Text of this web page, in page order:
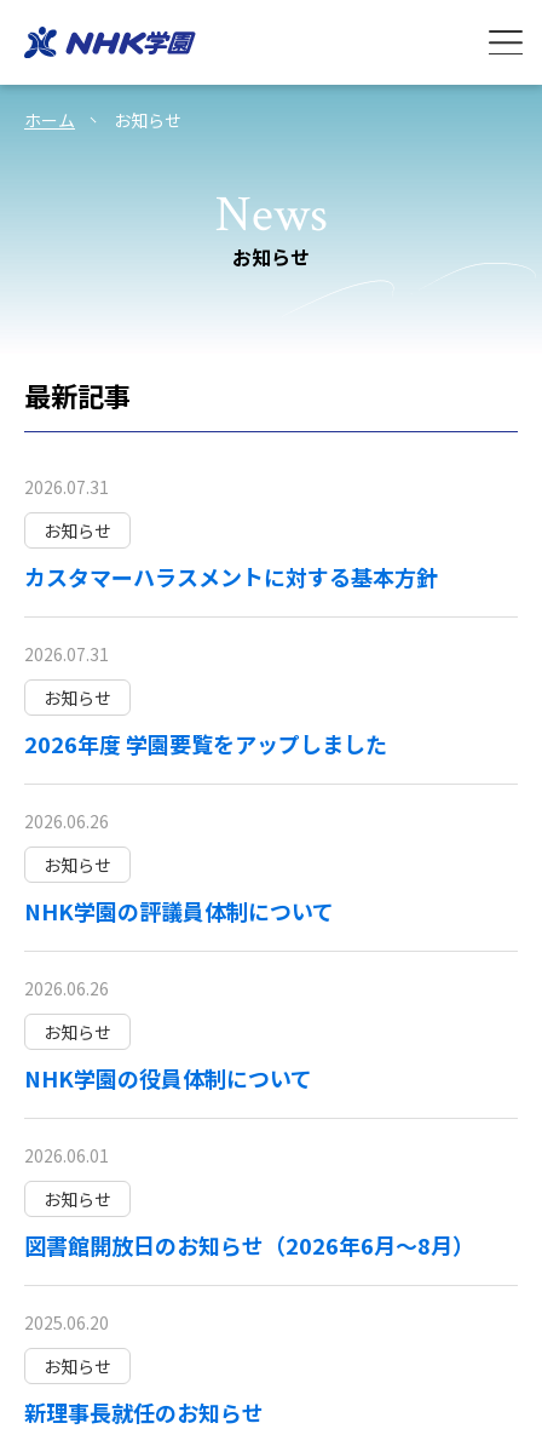
ホーム お知らせ
News
お知らせ
最新記事
2026.07.31
お知らせ
カスタマーハラスメントに対する基本方針
2026.07.31
お知らせ
2026年度 学園要覧をアップしました
2026.06.26
お知らせ
NHK学園の評議員体制について
2026.06.26
お知らせ
NHK学園の役員体制について
2026.06.01
お知らせ
図書館開放日のお知らせ（2026年6月～8月）
2025.06.20
お知らせ
新理事長就任のお知らせ